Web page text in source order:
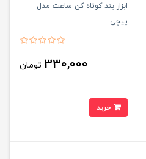
ابزار بند کوتاه کن ساعت مدل
پيچی
330,000 تومان